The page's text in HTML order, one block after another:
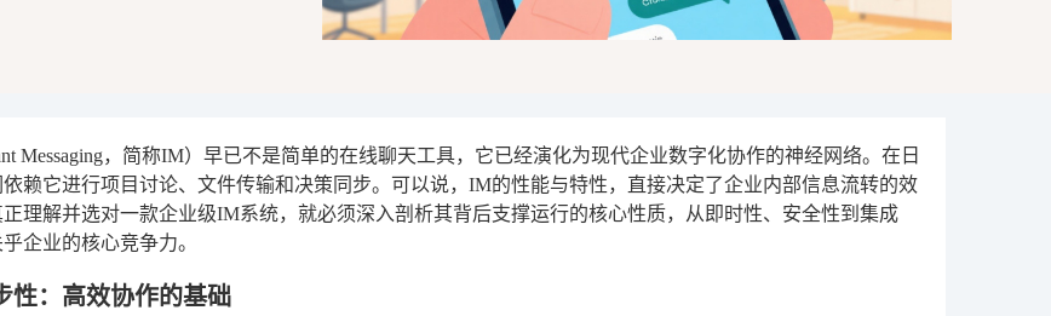
Messaging，简称IM）早已不是简单的在线聊天工具，它已经演化为现代企业数字化协作的神经网络。在日
赖它进行项目讨论、文件传输和决策同步。可以说，IM的性能与特性，直接决定了企业内部信息流转的效
理解并选对一款企业级IM系统，就必须深入剖析其背后支撑运行的核心性质，从即时性、安全性到集成
企业的核心竞争力。
性：高效协作的基础